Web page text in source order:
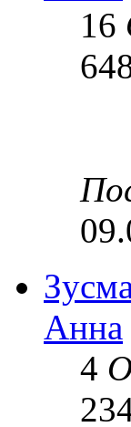
16
Анна
4